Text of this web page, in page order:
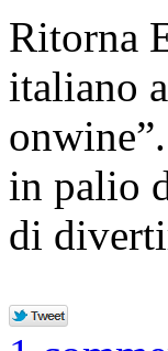
Ritorna
italiano
in palio
di